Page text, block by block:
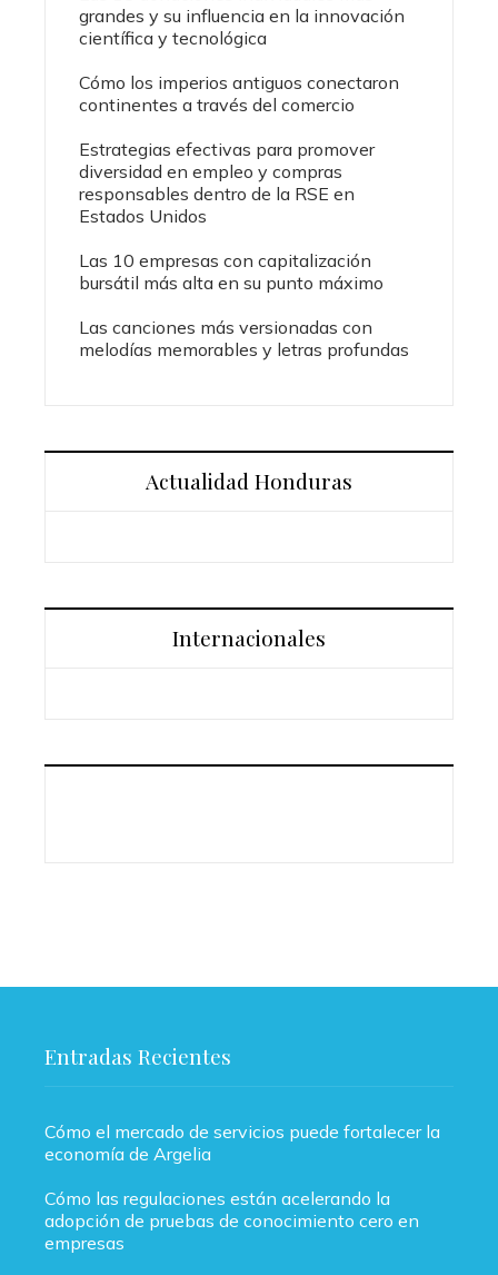
grandes y su influencia en la innovación
científica y tecnológica
Cómo los imperios antiguos conectaron
continentes a través del comercio
Estrategias efectivas para promover
diversidad en empleo y compras
responsables dentro de la RSE en
Estados Unidos
Las 10 empresas con capitalización
bursátil más alta en su punto máximo
Las canciones más versionadas con
melodías memorables y letras profundas
Actualidad Honduras
Internacionales
Entradas Recientes
Cómo el mercado de servicios puede fortalecer la
economía de Argelia
Cómo las regulaciones están acelerando la
adopción de pruebas de conocimiento cero en
empresas